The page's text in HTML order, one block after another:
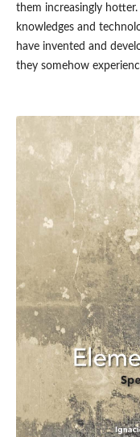
them increasingly
knowledges and
have invented and
they somehow